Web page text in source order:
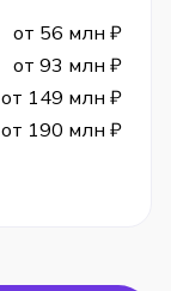
от 56 млн ₽
от 93 млн ₽
от 149 млн ₽
от 190 млн ₽